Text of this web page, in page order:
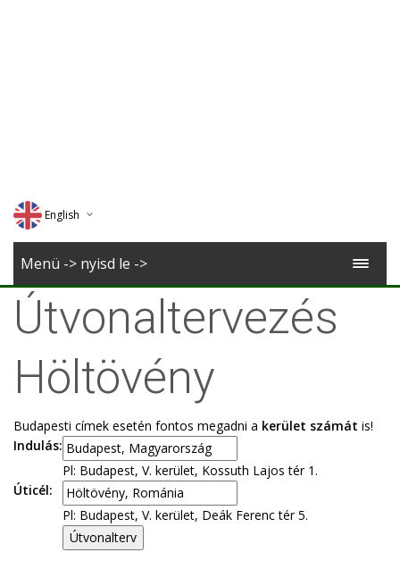
English
Deutsch
Romana
Menü -> nyisd le ->
Útvonaltervezés
Höltövény
Budapesti címek esetén fontos megadni a kerület számát is!
Indulás:
Pl: Budapest, V. kerület, Kossuth Lajos tér 1.
Úticél:
Pl: Budapest, V. kerület, Deák Ferenc tér 5.